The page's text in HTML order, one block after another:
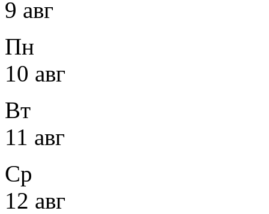
9 авг
Пн
10 авг
Вт
11 авг
Ср
12 авг